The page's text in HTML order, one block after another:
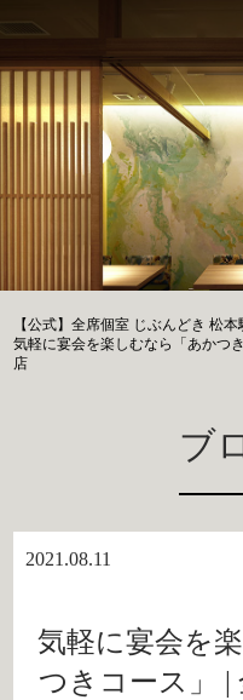
【公式】全席個室 じぶんどき 松本
気軽に宴会を楽しむなら「あかつ
店
ブ
2021.08.11
気軽に宴会を
つきコース」 |